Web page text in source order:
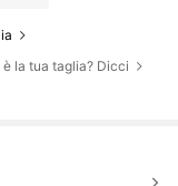
è la tua taglia? Dicci